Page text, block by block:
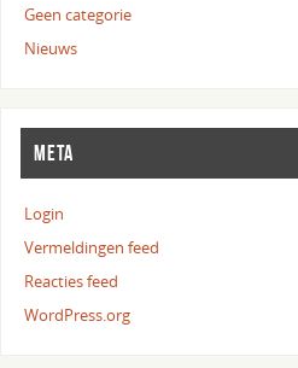
Geen categorie
Nieuws
META
Login
Vermeldingen feed
Reacties feed
WordPress.org